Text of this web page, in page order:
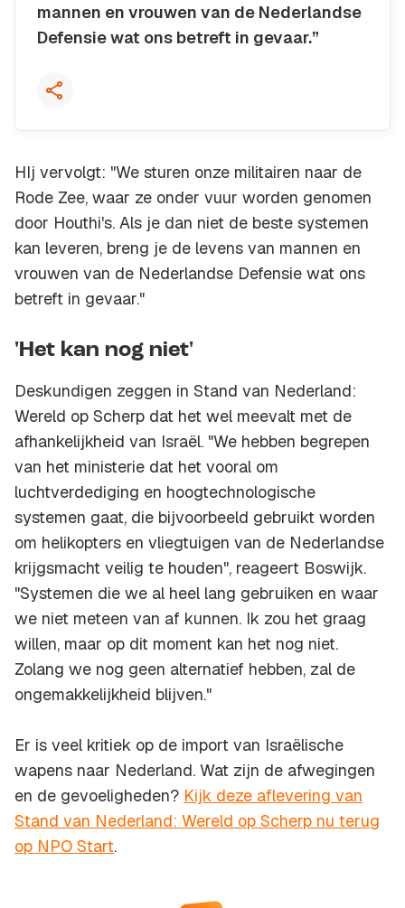
mannen en vrouwen van de Nederlandse
Defensie wat ons betreft in gevaar.”
Kopieer quote
HIj vervolgt: "We sturen onze militairen naar de
Rode Zee, waar ze onder vuur worden genomen
door Houthi's. Als je dan niet de beste systemen
kan leveren, breng je de levens van mannen en
vrouwen van de Nederlandse Defensie wat ons
betreft in gevaar."
'Het kan nog niet'
Deskundigen zeggen in Stand van Nederland:
Wereld op Scherp dat het wel meevalt met de
afhankelijkheid van Israël. "We hebben begrepen
van het ministerie dat het vooral om
luchtverdediging en hoogtechnologische
systemen gaat, die bijvoorbeeld gebruikt worden
om helikopters en vliegtuigen van de Nederlandse
krijgsmacht veilig te houden", reageert Boswijk.
"Systemen die we al heel lang gebruiken en waar
we niet meteen van af kunnen. Ik zou het graag
willen, maar op dit moment kan het nog niet.
Zolang we nog geen alternatief hebben, zal de
ongemakkelijkheid blijven."
Er is veel kritiek op de import van Israëlische
wapens naar Nederland. Wat zijn de afwegingen
en de gevoeligheden? Kijk deze aflevering van
Stand van Nederland: Wereld op Scherp nu terug
op NPO Start.